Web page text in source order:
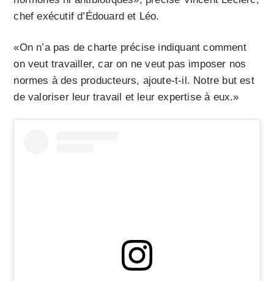
chef exécutif d’Édouard et Léo.
«On n’a pas de charte précise indiquant comment
on veut travailler, car on ne veut pas imposer nos
normes à des producteurs, ajoute-t-il. Notre but est
de valoriser leur travail et leur expertise à eux.»